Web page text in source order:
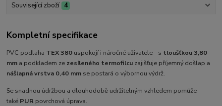
Související zboží 4
Kompletní specifikace
PVC podlaha TEX 380 uspokojí i náročné uživatele - s tloušťkou 3,80
mm a podkladem ze zesíleného termofilcu zajišťuje příjemný došlap a
nášlapná vrstva 0,40 mm se postará o výbornou výdrž.
Se snadnou údržbou a dlouhodobě udržitelným vzhledem pomůže
také PUR povrchová úprava.